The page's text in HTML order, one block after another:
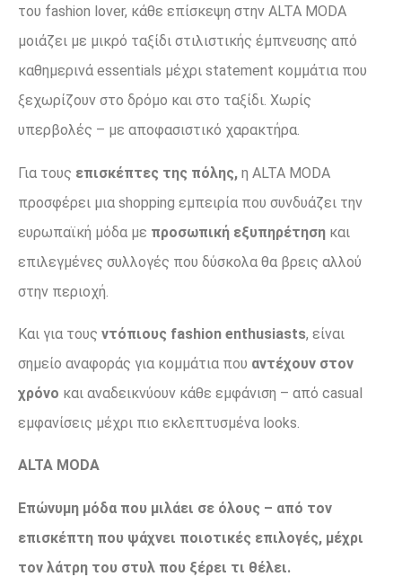
του fashion lover, κάθε επίσκεψη στην ALTA MODA
μοιάζει με μικρό ταξίδι στιλιστικής έμπνευσης από
καθημερινά essentials μέχρι statement κομμάτια που
ξεχωρίζουν στο δρόμο και στο ταξίδι. Χωρίς
υπερβολές – με αποφασιστικό χαρακτήρα.
Για τους επισκέπτες της πόλης, η ALTA MODA
προσφέρει μια shopping εμπειρία που συνδυάζει την
ευρωπαϊκή μόδα με προσωπική εξυπηρέτηση και
επιλεγμένες συλλογές που δύσκολα θα βρεις αλλού
στην περιοχή.
Και για τους ντόπιους fashion enthusiasts, είναι
σημείο αναφοράς για κομμάτια που αντέχουν στον
χρόνο και αναδεικνύουν κάθε εμφάνιση – από casual
εμφανίσεις μέχρι πιο εκλεπτυσμένα looks.
ALTA MODA
Επώνυμη μόδα που μιλάει σε όλους – από τον
επισκέπτη που ψάχνει ποιοτικές επιλογές, μέχρι
τον λάτρη του στυλ που ξέρει τι θέλει.